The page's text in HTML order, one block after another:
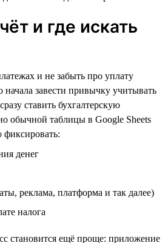
и где искать
и не забыть про уплату
начала завести привычку учитывать
ставить бухгалтерскую
обычной таблицы в Google Sheets
денег
реклама, платформа и так далее)
налога
становится ещё проще: приложение